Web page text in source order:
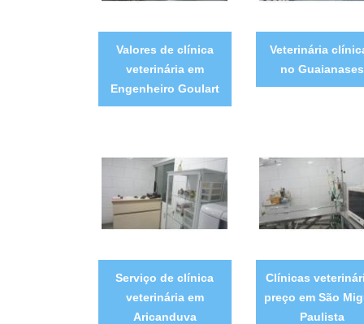
Valores de clínica
veterinária em
Engenheiro Goulart
Veterinária
no Guaianases
Serviço de clínica
veterinária em
Aricanduva
Clínicas
preço em São
Paulista